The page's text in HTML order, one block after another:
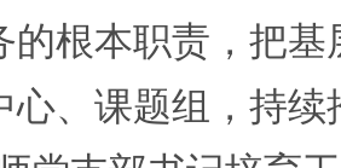
的根本职责，把
心、课题组，持续